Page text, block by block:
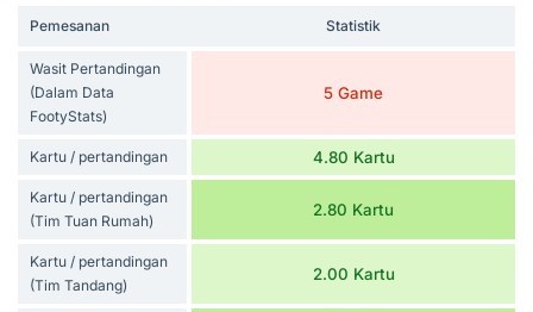
Pemesanan Statistik
Wasit Pertandingan
(Dalam Data
FootyStats)
5 Game
Kartu / pertandingan 4.80 Kartu
Kartu / pertandingan
(Tim Tuan Rumah)
2.80 Kartu
Kartu / pertandingan
(Tim Tandang)
2.00 Kartu